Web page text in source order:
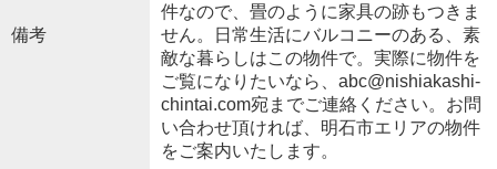
備考
件なので、畳のように家具の跡もつきま
せん。日常生活にバルコニーのある、素
敵な暮らしはこの物件で。実際に物件を
ご覧になりたいなら、abc@nishiakashi-
chintai.com宛までご連絡ください。お問
い合わせ頂ければ、明石市エリアの物件
をご案内いたします。